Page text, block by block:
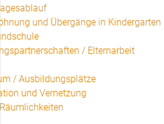
und Übergänge in Kindergarten
/ Elternarbeit
/ Ausbildungsplätze
und Vernetzung